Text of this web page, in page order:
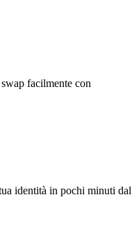
facilmente con
identità in pochi minuti dal